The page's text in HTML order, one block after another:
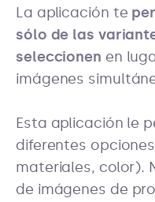
La aplicación te
sólo de las
seleccionen en
imágenes
Esta aplicación le
diferentes
materiales, color).
de imágenes de